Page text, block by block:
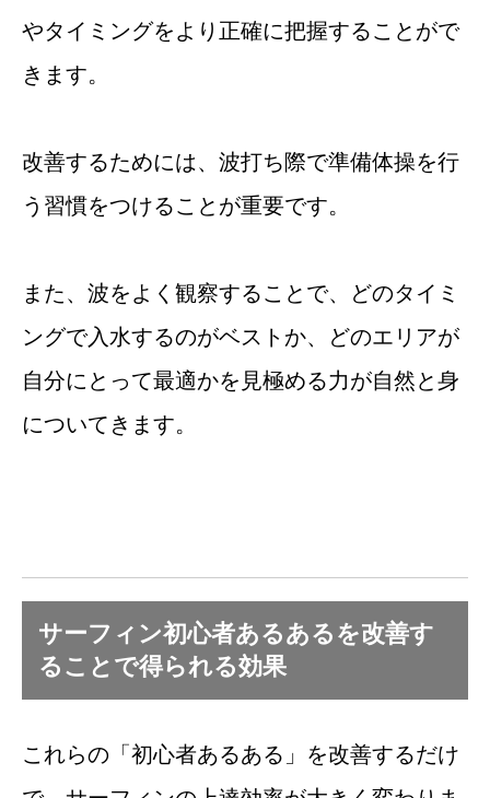
やタイミングをより正確に把握することがで
きます。
改善するためには、波打ち際で準備体操を行
う習慣をつけることが重要です。
また、波をよく観察することで、どのタイミ
ングで入水するのがベストか、どのエリアが
自分にとって最適かを見極める力が自然と身
についてきます。
サーフィン初心者あるあるを改善す
ることで得られる効果
これらの「初心者あるある」を改善するだけ